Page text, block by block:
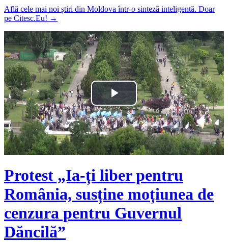
Află cele mai noi știri din Moldova într-o sinteză inteligentă. Doar
pe Citesc.Eu! →
Play
Video
Protest „Ia-ți liber pentru
România, susține moțiunea de
cenzura pentru Guvernul
Dăncilă”